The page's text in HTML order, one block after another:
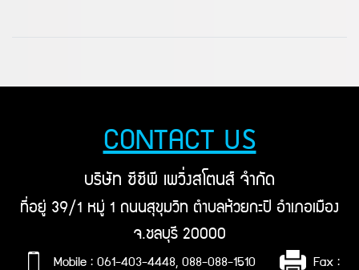
CONTACT US
บริษัท ซีซีพี เพวิ่งสโตนส์ จำกัด
ที่อยู่ 39/1 หมู่ 1 ถนนสุขุมวิท ตำบลห้วยกะปิ อำเภอเมือง
จ.ชลบุรี 20000
Mobile : 061-403-4448, 088-088-1510 Fax :